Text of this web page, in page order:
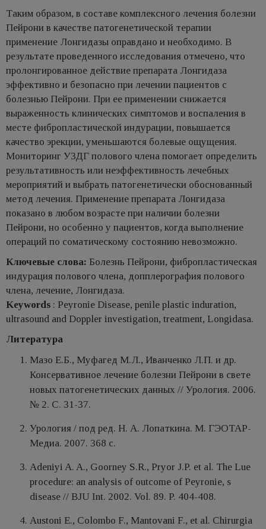
Таким образом, в составе комплексного лечения болезни
Пейрони в качестве патогенетической терапии
применение Лонгидазы оправдано и необходимо. В
результате проведенного исследования отмечено, что
пролонгированное действие препарата Лонгидаза
эффективно и безопасно при лечении пациентов с
болезнью Пейрони. При ее применении снижается
выраженность клинических симптомов и воспаления в
месте фибропластической индурации, повышается
качество эрекции, уменьшаются болевые ощущения.
Мониторинг УЗДГ полового члена помогает определить
результативность или неэффективность лечебных
мероприятий и выбрать патогенетически обоснованный
метод лечения. Применение препарата Лонгидаза
показано в любом возрасте при наличии болезни
Пейрони, но особенно у пациентов, когда выполнение
операций по соматическому состоянию невозможно.
Ключевые слова: Болезнь Пейрони, фибропластическая
индурация полового члена, допплерография полового
члена, лечение, Лонгидаза.
Keywords : Peyronie Disease, penile plastic induration,
ultrasound and Doppler investigation, treatment, Longidasa.
Литература
Мазо Е.Б., Муфагед М.Л., Иванченко Л.П. и др.
Консервативное лечение болезни Пейрони в свете
новых патогенетических данных // Урология. 2006.
№ 2. С. 31-37.
Урология / под ред. Н. А. Лопаткина. М. ГЭОТАР-
Медиа. 2007. 368 с.
Adeniyi A. A., Goorney S.R., Pryor J.P. et al. The Lue
procedure: an analysis of outcome of Peyronie, s
disease // BJU Int. 2002. Vol. 89. P. 404-408.
Austoni E., Colombo F., Mantovani F., et al. Chirurgia